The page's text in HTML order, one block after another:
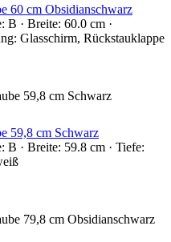
60 cm Obsidianschwarz
B · Breite: 60.0 cm ·
Glasschirm, Rückstauklappe
59,8 cm Schwarz
B · Breite: 59.8 cm · Tiefe: